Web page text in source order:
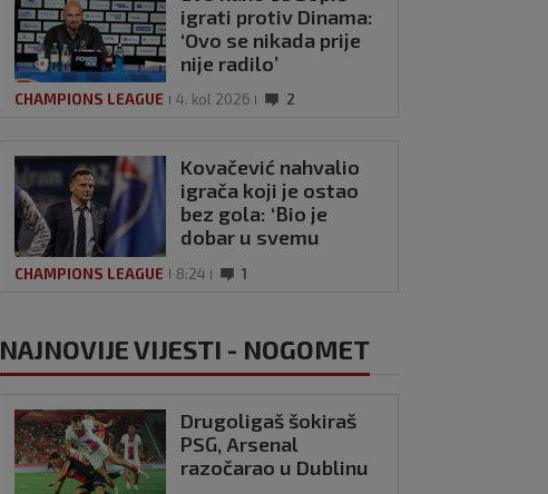
igrati protiv Dinama:
‘Ovo se nikada prije
nije radilo’
CHAMPIONS LEAGUE 4. kol 2026 2
Kovačević nahvalio
igrača koji je ostao
bez gola: ‘Bio je
dobar u svemu
CHAMPIONS LEAGUE 8:24 1
NAJNOVIJE VIJESTI - NOGOMET
Drugoligaš šokiraš
PSG, Arsenal
razočarao u Dublinu